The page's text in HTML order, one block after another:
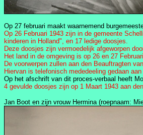
Op 27 februari maakt waarnemend
Op 26 Februari 1943 zijn in de gemeente
kinderen in Holland", en 17 ledige doosjes.
Deze doosjes zijn vermoedelijk afgeworpen
Het land in de omgeving is op 26 en 27
De voorwerpen zullen aan den Beauftragten
Hiervan is telefonisch mededeeling gedaan
Op het afschrift van dit proces-verbaal heeft
4 gevulde doosjes zijn op 1 Maart 1943 aan
Jan Boot en zijn vrouw Hermina (roepnaam: